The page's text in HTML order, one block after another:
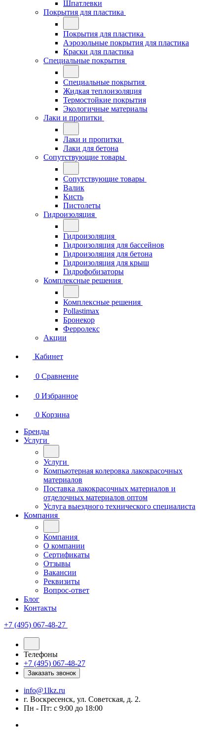
Шпатлевки
Покрытия для пластика
Покрытия для пластика
Аэрозольные покрытия для пластика
Краски для пластика
Специальные покрытия
Специальные покрытия
Жидкая теплоизоляция
Термостойкие покрытия
Экологичные материалы
Лаки и пропитки
Лаки и пропитки
Лаки для бетона
Сопутствующие товары
Сопутствующие товары
Валик
Кисть
Пистолеты
Гидроизоляция
Гидроизоляция
Гидроизоляция для бассейнов
Гидроизоляция для бетона
Гидроизоляция для крыш
Гидрофобизаторы
Комплексные решения
Комплексные решения
Pollastimax
Бронекор
Ферролекс
Акции
Кабинет
0 Сравнение
0 Избранное
0 Корзина
Бренды
Услуги
Услуги
Компьютерная колеровка лакокрасочных
материалов
Поставка лакокрасочных материалов и
отделочных материалов оптом
Услуга выездного технического специалиста
Компания
Компания
О компании
Сертификаты
Отзывы
Вакансии
Реквизиты
Вопрос-ответ
Блог
Контакты
+7 (495) 067-48-27
Телефоны
+7 (495) 067-48-27
Заказать звонок
info@1lkz.ru
г. Воскресенск, ул. Советская, д. 2.
Пн - Пт: с 9:00 до 18:00